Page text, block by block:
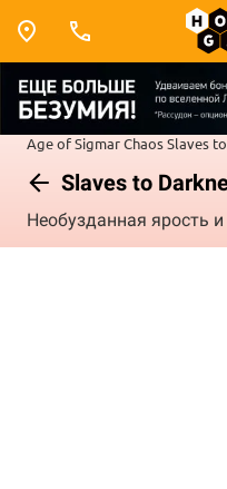
Age of SigmarChaosSlaves
Slaves to
Необузданная ярость и